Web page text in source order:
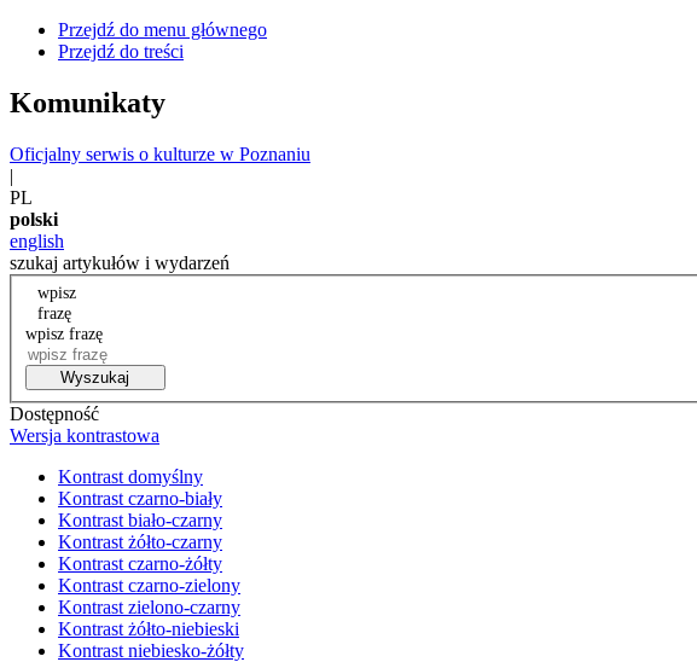
Przejdź do menu głównego
Przejdź do treści
Komunikaty
Oficjalny serwis o kulturze w Poznaniu
|
PL
polski
english
szukaj artykułów i wydarzeń
wpisz
frazę
wpisz frazę
Wyszukaj
Dostępność
Wersja kontrastowa
Kontrast domyślny
Kontrast czarno-biały
Kontrast biało-czarny
Kontrast żółto-czarny
Kontrast czarno-żółty
Kontrast czarno-zielony
Kontrast zielono-czarny
Kontrast żółto-niebieski
Kontrast niebiesko-żółty